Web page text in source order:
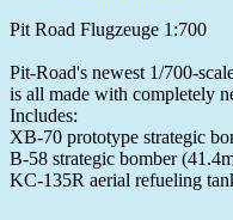
Pit Road Flugzeuge 1:700
Pit-Road's newest 1/700-
is all made with completely
Includes:
XB-70 prototype strategic
B-58 strategic bomber
KC-135R aerial refueling